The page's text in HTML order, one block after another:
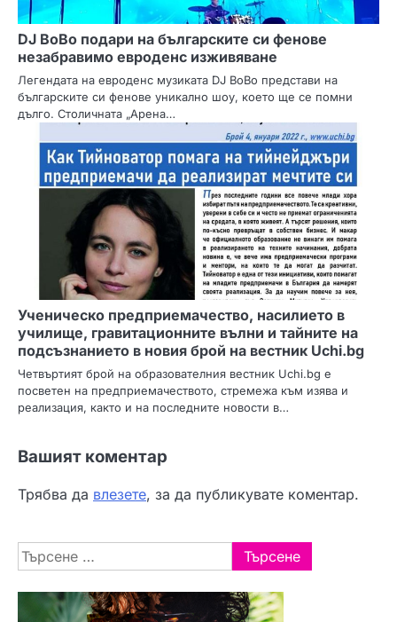
DJ BoBo подари на българските си фенове
незабравимо евроденс изживяване
Легендата на евроденс музиката DJ BoBo представи на
българските си фенове уникално шоу, което ще се помни
дълго. Столичната „Арена…
Ученическо предприемачество, насилието в
училище, гравитационните вълни и тайните на
подсъзнанието в новия брой на вестник Uchi.bg
Четвъртият брой на образователния вестник Uchi.bg е
посветен на предприемачеството, стремежа към изява и
реализация, както и на последните новости в…
Вашият коментар
Трябва да влезете, за да публикувате коментар.
Търсене
за: